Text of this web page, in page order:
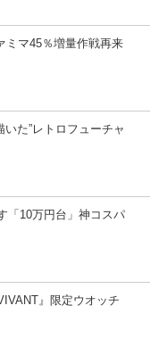
ミマ45％増量作戦再来
た”レトロフューチャ
「10万円台」神コスパ
』限定ウオッチ